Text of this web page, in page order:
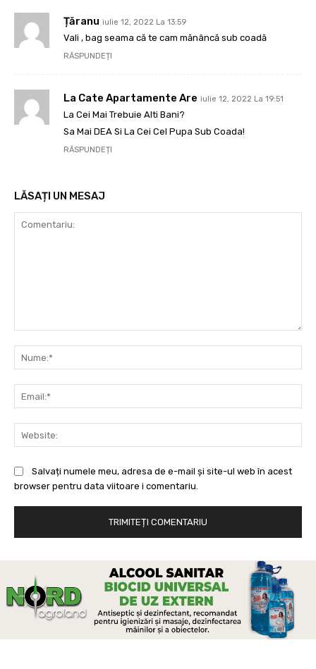
Țăranu iulie 12, 2022 La 13:59
Vali , bag seama că te cam mănâncă sub coadă
RĂSPUNDEȚI
La Cate Apartamente Are iulie 12, 2022 La 19:51
La Cei Mai Trebuie Alti Bani?
Sa Mai DEA Si La Cei Cel Pupa Sub Coada!
RĂSPUNDEȚI
LĂSAȚI UN MESAJ
Salvați numele meu, adresa de e-mail și site-ul web în acest
browser pentru data viitoare i comentariu.